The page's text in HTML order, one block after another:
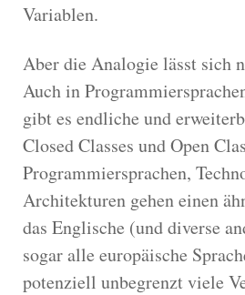
Variablen.
Aber die Analogie lässt sich
Auch in
gibt es endliche und
Closed Classes und Open
Programmiersprachen,
Architekturen gehen einen
das Englische (und diverse
sogar alle europäische
potenziell unbegrenzt viele